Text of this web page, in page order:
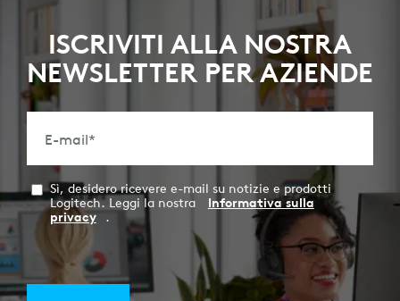
ISCRIVITI ALLA NOSTRA
NEWSLETTER PER AZIENDE
E-mail*
Sì, desidero ricevere e-mail su notizie e prodotti
Logitech. Leggi la nostra
Informativa sulla
privacy
.